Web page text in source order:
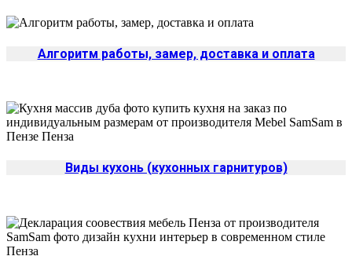
Алгоритм работы, замер, доставка и оплата
Виды кухонь (кухонных гарнитуров)